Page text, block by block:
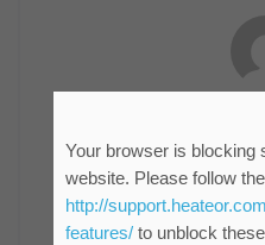
мр Синиша Гајин
комуникација ЈКП
Зрењанин
861 POSTS
Your browser is blocking
website. Please follow
http://
features/to unblock